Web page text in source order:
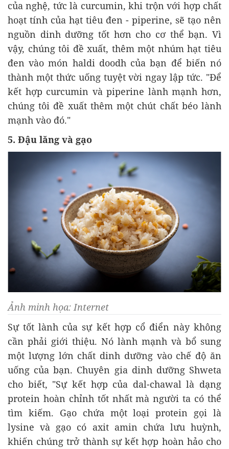
của nghệ, tức là curcumin, khi trộn với hợp chất
hoạt tính của hạt tiêu đen - piperine, sẽ tạo nên
nguồn dinh dưỡng tốt hơn cho cơ thể bạn. Vì
vậy, chúng tôi đề xuất, thêm một nhúm hạt tiêu
đen vào món haldi doodh của bạn để biến nó
thành một thức uống tuyệt vời ngay lập tức. "Để
kết hợp curcumin và piperine lành mạnh hơn,
chúng tôi đề xuất thêm một chút chất béo lành
mạnh vào đó."
5. Đậu lăng và gạo
Ảnh minh họa: Internet
Sự tốt lành của sự kết hợp cổ điển này không
cần phải giới thiệu. Nó lành mạnh và bổ sung
một lượng lớn chất dinh dưỡng vào chế độ ăn
uống của bạn. Chuyên gia dinh dưỡng Shweta
cho biết, "Sự kết hợp của dal-chawal là dạng
protein hoàn chỉnh tốt nhất mà người ta có thể
tìm kiếm. Gạo chứa một loại protein gọi là
lysine và gạo có axit amin chứa lưu huỳnh,
khiến chúng trở thành sự kết hợp hoàn hảo cho